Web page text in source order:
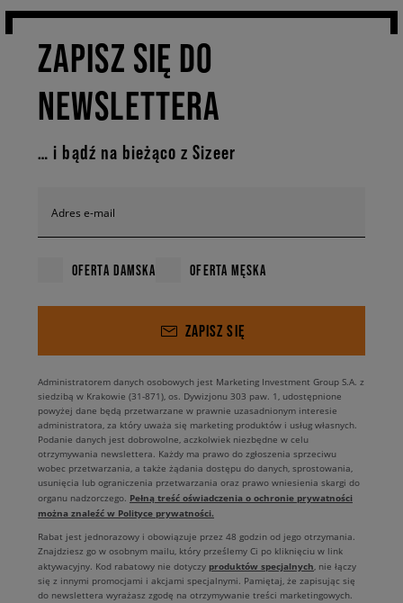
ZAPISZ SIĘ DO
NEWSLETTERA
… i bądź na bieżąco z Sizeer
Adres e-mail
OFERTA DAMSKA OFERTA MĘSKA
ZAPISZ SIĘ
Administratorem danych osobowych jest Marketing Investment Group S.A. z
siedzibą w Krakowie (31-871), os. Dywizjonu 303 paw. 1, udostępnione
powyżej dane będą przetwarzane w prawnie uzasadnionym interesie
administratora, za który uważa się marketing produktów i usług własnych.
Podanie danych jest dobrowolne, aczkolwiek niezbędne w celu
otrzymywania newslettera. Każdy ma prawo do zgłoszenia sprzeciwu
wobec przetwarzania, a także żądania dostępu do danych, sprostowania,
usunięcia lub ograniczenia przetwarzania oraz prawo wniesienia skargi do
organu nadzorczego. Pełną treść oświadczenia o ochronie prywatności
można znaleźć w Polityce prywatności.
Rabat jest jednorazowy i obowiązuje przez 48 godzin od jego otrzymania.
Znajdziesz go w osobnym mailu, który prześlemy Ci po kliknięciu w link
aktywacyjny. Kod rabatowy nie dotyczy produktów specjalnych, nie łączy
się z innymi promocjami i akcjami specjalnymi. Pamiętaj, że zapisując się
do newslettera wyrażasz zgodę na otrzymywanie treści marketingowych.